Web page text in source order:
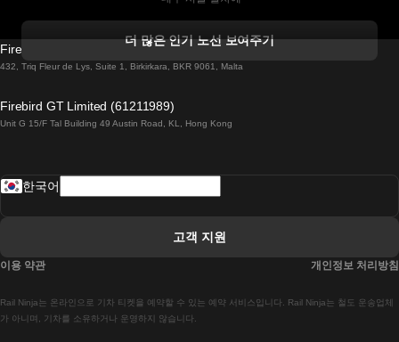
더블린에서 골웨이 열차
로마에서 나폴리 열차
마드리드-리스본 열차
더 많은 인기 노선 보여주기
Firebird GT Limited (OC 1451)
432, Triq Fleur de Lys, Suite 1, Birkirkara, BKR 9061, Malta
Firebird GT Limited (61211989)
Unit G 15/F Tal Building 49 Austin Road, KL, Hong Kong
Rail Ninja는 온라인으로 기차 티켓을 예약할 수 있는 예약 서비스입니다. Rail Ninja는 철도 운송업체
가 아니며, 기차를 소유하거나 운영하지 않습니다.
한국어
고객 지원
이용 약관 개인정보 처리방침